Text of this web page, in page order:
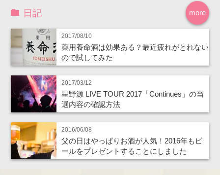
more
日記
2017/08/10
薬用養命酒は効果ある？最近疲れがとれない
ので試してみた
2017/03/12
星野源 LIVE TOUR 2017「Continues」の当
選内容の確認方法
2016/06/08
父の日はやっぱりお酒が人気！2016年もビ
ールをプレゼントすることにしました